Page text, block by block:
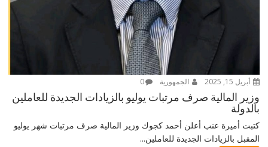
أبريل 15, 2025 الجمهورية 0
وزير المالية صرف مرتبات يوليو بالزيادات الجديدة للعاملين
بالدولة
كتبت أميرة عنب أعلن أحمد كجوك وزير المالية صرف مرتبات شهر يوليو
المقبل بالزيادات الجديدة للعاملين...